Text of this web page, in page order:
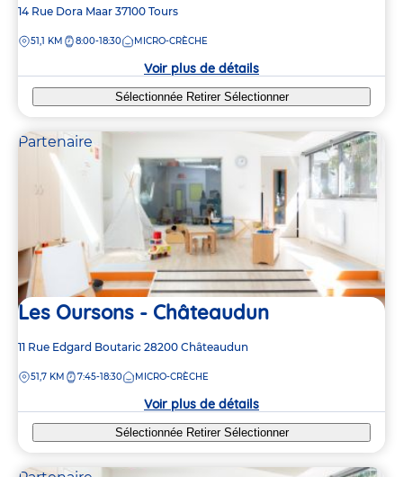
Adresse
la
14 Rue Dora Maar 37100 Tours
DISTANCE
51,1 KM 8:00-18:30 MICRO-CRÈCHE
Voir plus de détails
Sélectionnée Retirer Sélectionner
Partenaire
Les Oursons - Châteaudun
Adresse
la
11 Rue Edgard Boutaric 28200 Châteaudun
DISTANCE
51,7 KM 7:45-18:30 MICRO-CRÈCHE
Voir plus de détails
Sélectionnée Retirer Sélectionner